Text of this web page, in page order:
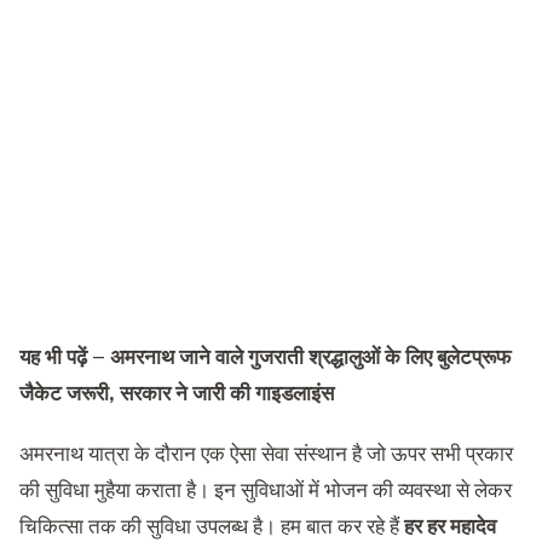
यह भी पढ़ें – अमरनाथ जाने वाले गुजराती श्रद्धालुओं के लिए बुलेटप्रूफ
जैकेट जरूरी, सरकार ने जारी की गाइडलाइंस
अमरनाथ यात्रा के दौरान एक ऐसा सेवा संस्थान है जो ऊपर सभी प्रकार
की सुविधा मुहैया कराता है। इन सुविधाओं में भोजन की व्यवस्था से लेकर
चिकित्सा तक की सुविधा उपलब्ध है। हम बात कर रहे हैंहर हर महादेव